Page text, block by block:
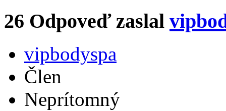
26 Odpoveď zaslal
vipbodyspa
Člen
Neprítomný